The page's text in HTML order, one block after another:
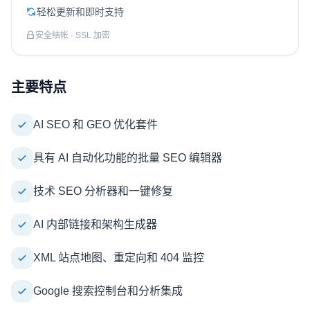
轻松更新和即时支持
安全结帐 · SSL 加密
主要特点
AI SEO 和 GEO 优化套件
具有 AI 自动化功能的批量 SEO 编辑器
技术 SEO 分析器和一键修复
AI 内部链接和架构生成器
XML 站点地图、重定向和 404 监控
Google 搜索控制台和分析集成